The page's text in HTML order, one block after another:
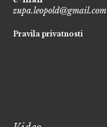
zupa.leopold@gmail.com
Pravila privatnosti